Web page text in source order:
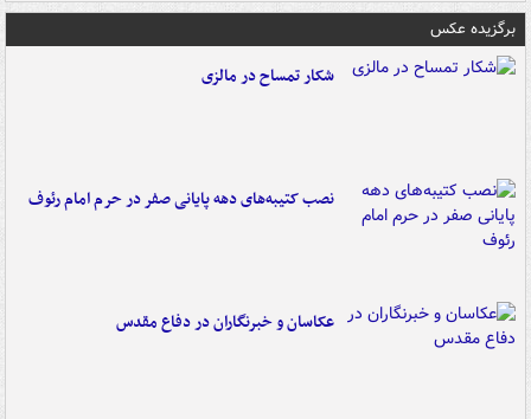
برگزیده عکس
شکار تمساح در مالزی
نصب کتیبه‌های دهه پایانی صفر در حرم امام رئوف
عکاسان و خبرنگاران در دفاع مقدس